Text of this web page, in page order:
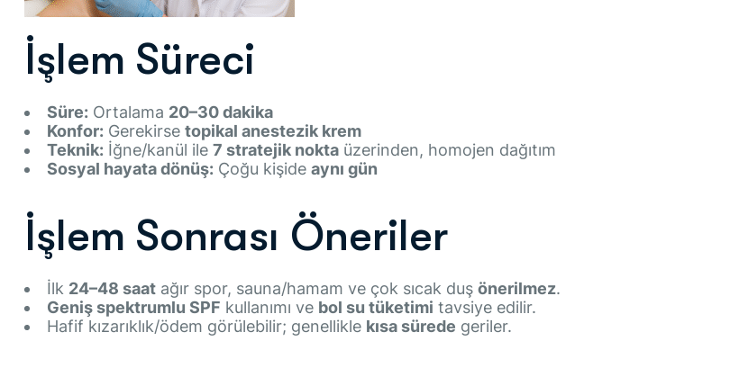
İşlem Süreci
Süre: Ortalama 20–30 dakika
Konfor: Gerekirse topikal anestezik krem
Teknik: İğne/kanül ile 7 stratejik nokta üzerinden, homojen dağıtım
Sosyal hayata dönüş: Çoğu kişide aynı gün
İşlem Sonrası Öneriler
İlk 24–48 saat ağır spor, sauna/hamam ve çok sıcak duş önerilmez.
Geniş spektrumlu SPF kullanımı ve bol su tüketimi tavsiye edilir.
Hafif kızarıklık/ödem görülebilir; genellikle kısa sürede geriler.